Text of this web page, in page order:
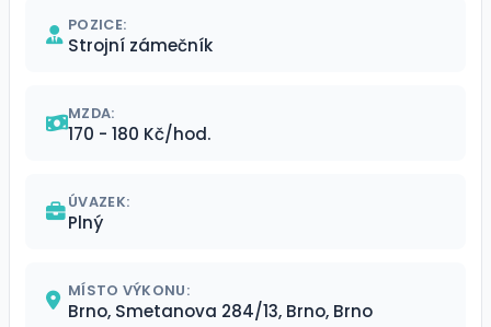
POZICE:
Strojní zámečník
MZDA:
170 - 180 Kč/hod.
ÚVAZEK:
Plný
MÍSTO VÝKONU:
Brno, Smetanova 284/13, Brno, Brno